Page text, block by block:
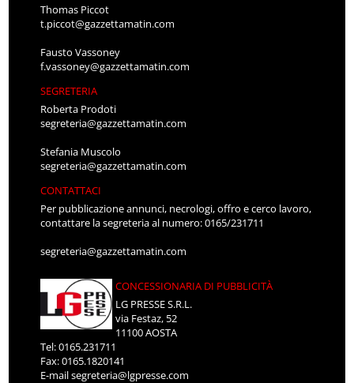
Thomas Piccot
t.piccot@gazzettamatin.com
Fausto Vassoney
f.vassoney@gazzettamatin.com
SEGRETERIA
Roberta Prodoti
segreteria@gazzettamatin.com
Stefania Muscolo
segreteria@gazzettamatin.com
CONTATTACI
Per pubblicazione annunci, necrologi, offro e cerco lavoro,
contattare la segreteria al numero: 0165/231711
segreteria@gazzettamatin.com
CONCESSIONARIA DI PUBBLICITÀ
LG PRESSE S.R.L.
via Festaz, 52
11100 AOSTA
Tel: 0165.231711
Fax: 0165.1820141
E-mailsegreteria@lgpresse.com